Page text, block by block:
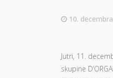
10.
Jutri, 11.
skupine